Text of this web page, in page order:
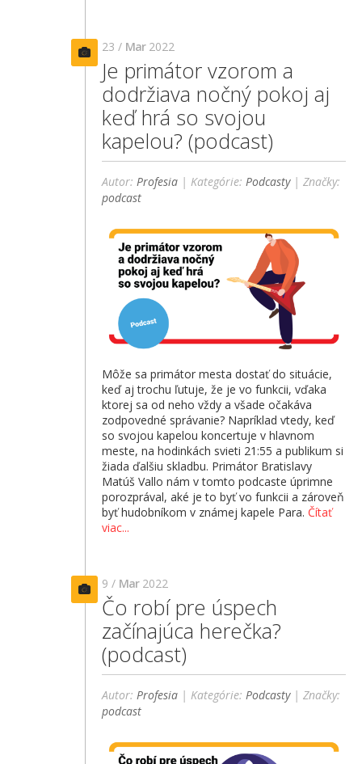
23 / Mar 2022
Je primátor vzorom a
dodržiava nočný pokoj aj
keď hrá so svojou
kapelou? (podcast)
Autor:Profesia | Kategórie:Podcasty| Značky:
podcast
Môže sa primátor mesta dostať do situácie,
keď aj trochu ľutuje, že je vo funkcii, vďaka
ktorej sa od neho vždy a všade očakáva
zodpovedné správanie? Napríklad vtedy, keď
so svojou kapelou koncertuje v hlavnom
meste, na hodinkách svieti 21:55 a publikum si
žiada ďalšiu skladbu. Primátor Bratislavy
Matúš Vallo nám v tomto podcaste úprimne
porozprával, aké je to byť vo funkcii a zároveň
byť hudobníkom v známej kapele Para. Čítať
viac...
9 / Mar 2022
Čo robí pre úspech
začínajúca herečka?
(podcast)
Autor:Profesia | Kategórie:Podcasty| Značky:
podcast